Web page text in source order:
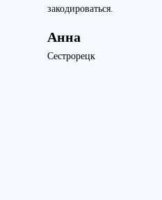
закодироваться.
Анна
Сестрорецк